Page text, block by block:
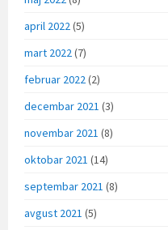
april 2022(5)
mart 2022(7)
februar 2022(2)
decembar 2021 (3)
novembar 2021 (8)
oktobar 2021 (14)
septembar 2021 (8)
avgust 2021 (5)